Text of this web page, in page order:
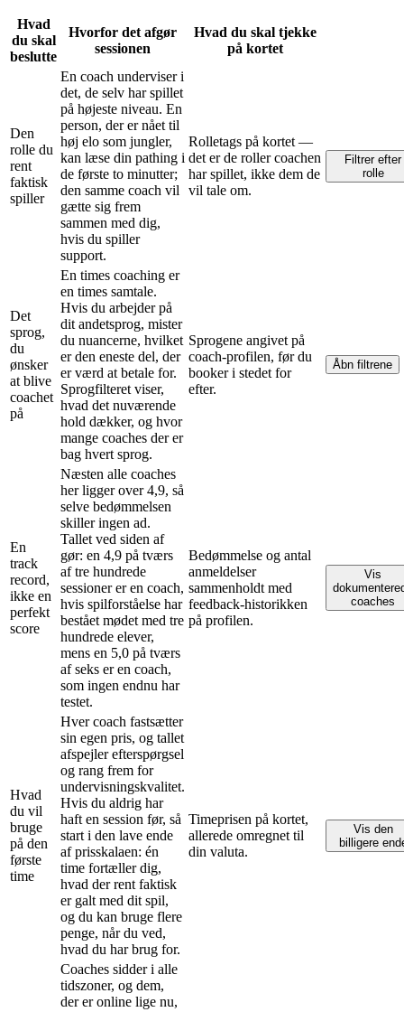
Hvad
du skal
beslutte
Hvorfor det afgør
sessionen
Hvad du skal tjekke
på kortet
Den
rolle du
rent
faktisk
spiller
En coach underviser i
det, de selv har spillet
på højeste niveau. En
person, der er nået til
høj elo som jungler,
kan læse din pathing i
de første to minutter;
den samme coach vil
gætte sig frem
sammen med dig,
hvis du spiller
support.
Rolletags på kortet —
det er de roller coachen
har spillet, ikke dem de
vil tale om.
Filtrer efter
rolle
Det
sprog,
du
ønsker
at blive
coachet
på
En times coaching er
en times samtale.
Hvis du arbejder på
dit andetsprog, mister
du nuancerne, hvilket
er den eneste del, der
er værd at betale for.
Sprogfilteret viser,
hvad det nuværende
hold dækker, og hvor
mange coaches der er
bag hvert sprog.
Sprogene angivet på
coach-profilen, før du
booker i stedet for
efter.
Åbn filtrene
En
track
record,
ikke en
perfekt
score
Næsten alle coaches
her ligger over 4,9, så
selve bedømmelsen
skiller ingen ad.
Tallet ved siden af
gør: en 4,9 på tværs
af tre hundrede
sessioner er en coach,
hvis spilforståelse har
bestået mødet med tre
hundrede elever,
mens en 5,0 på tværs
af seks er en coach,
som ingen endnu har
testet.
Bedømmelse og antal
anmeldelser
sammenholdt med
feedback-historikken
på profilen.
Vis
coaches
Hvad
du vil
bruge
på den
første
time
Hver coach fastsætter
sin egen pris, og tallet
afspejler efterspørgsel
og rang frem for
undervisningskvalitet.
Hvis du aldrig har
haft en session før, så
start i den lave ende
af prisskalaen: én
time fortæller dig,
hvad der rent faktisk
er galt med dit spil,
og du kan bruge flere
penge, når du ved,
hvad du har brug for.
Timeprisen på kortet,
allerede omregnet til
din valuta.
Vis den
billigere
Coaches sidder i alle
tidszoner, og dem,
der er online lige nu,